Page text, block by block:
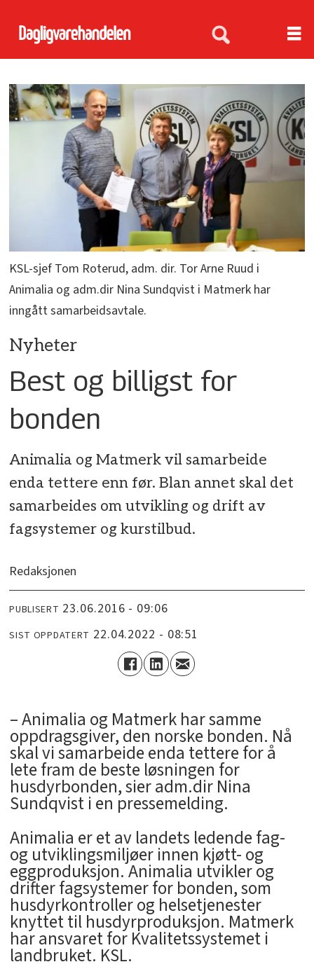
KSL-sjef Tom Roterud, adm. dir. Tor Arne Ruud i
Animalia og adm.dir Nina Sundqvist i Matmerk har
inngått samarbeidsavtale.
Nyheter
Best og billigst for
bonden
Animalia og Matmerk vil samarbeide
enda tettere enn før. Blan annet skal det
samarbeides om utvikling og drift av
fagsystemer og kurstilbud.
Redaksjonen
PUBLISERT 23.06.2016 - 09:06
SIST OPPDATERT 22.04.2022 - 08:51
– Animalia og Matmerk har samme
oppdragsgiver, den norske bonden. Nå
skal vi samarbeide enda tettere for å
lete fram de beste løsningen for
husdyrbonden, sier adm.dir Nina
Sundqvist i en pressemelding.
Animalia er et av landets ledende fag-
og utviklingsmiljøer innen kjøtt- og
eggproduksjon. Animalia utvikler og
drifter fagsystemer for bonden, som
husdyrkontroller og helsetjenester
knyttet til husdyrproduksjon. Matmerk
har ansvaret for Kvalitetssystemet i
landbruket. KSL.